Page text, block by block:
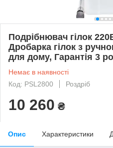
Подрібнювач гілок
Дробарка гілок з
для дому, Гарантія 3
Немає в наявності
Код: PSL2800
Роздріб
10 260 ₴
Опис Характеристики